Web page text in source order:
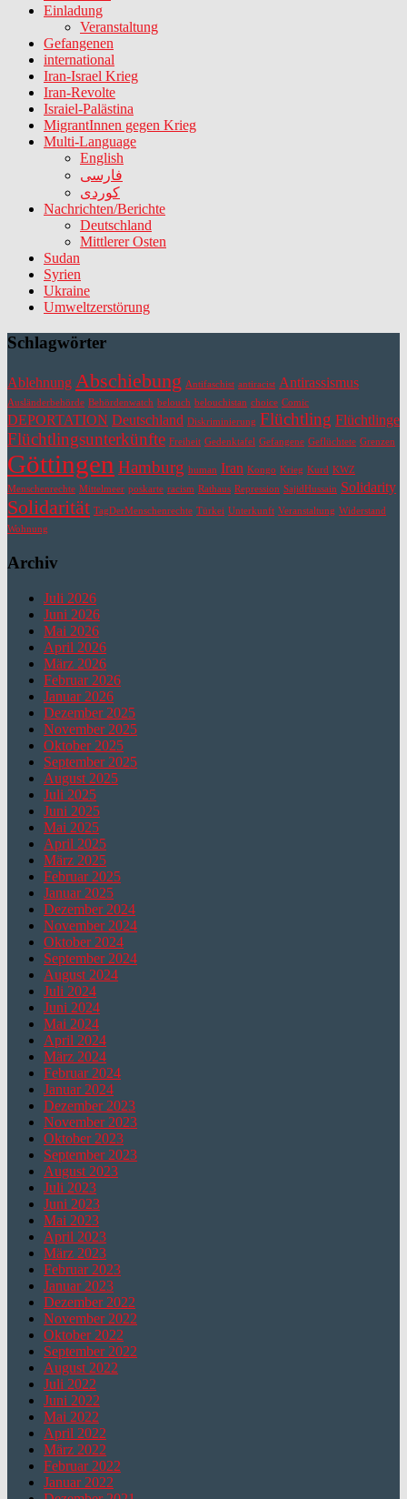
Einladung
Veranstaltung
Gefangenen
international
Iran-Israel Krieg
Iran-Revolte
Israiel-Palästina
MigrantInnen gegen Krieg
Multi-Language
English
فارسی
کوردی
Nachrichten/Berichte
Deutschland
Mittlerer Osten
Sudan
Syrien
Ukraine
Umweltzerstörung
Schlagwörter
Ablehnung Abschiebung Antifaschist antiracist Antirassismus
Ausländerbehörde Behördenwatch belouch belouchistan choice Comic
DEPORTATION Deutschland Diskriminierung Flüchtling Flüchtlinge
Flüchtlingsunterkünfte Freiheit Gedenktafel Gefangene Geflüchtete Grenzen
Göttingen Hamburg human Iran Kongo Krieg Kurd KWZ
Menschenrechte Mittelmeer poskarte racism Rathaus Repression SajidHussain Solidarity
Solidarität TagDerMenschenrechte Türkei Unterkunft Veranstaltung Widerstand
Wohnung
Archiv
Juli 2026
Juni 2026
Mai 2026
April 2026
März 2026
Februar 2026
Januar 2026
Dezember 2025
November 2025
Oktober 2025
September 2025
August 2025
Juli 2025
Juni 2025
Mai 2025
April 2025
März 2025
Februar 2025
Januar 2025
Dezember 2024
November 2024
Oktober 2024
September 2024
August 2024
Juli 2024
Juni 2024
Mai 2024
April 2024
März 2024
Februar 2024
Januar 2024
Dezember 2023
November 2023
Oktober 2023
September 2023
August 2023
Juli 2023
Juni 2023
Mai 2023
April 2023
März 2023
Februar 2023
Januar 2023
Dezember 2022
November 2022
Oktober 2022
September 2022
August 2022
Juli 2022
Juni 2022
Mai 2022
April 2022
März 2022
Februar 2022
Januar 2022